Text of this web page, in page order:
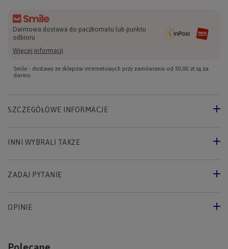
Darmowa dostawa do paczkomatu lub punktu
odbioru
Więcej informacji
Smile - dostawy ze sklepów internetowych przy zamówieniu od 50,00 zł są za
darmo.
SZCZEGÓŁOWE INFORMACJE
INNI WYBRALI TAKŻE
ZADAJ PYTANIE
OPINIE